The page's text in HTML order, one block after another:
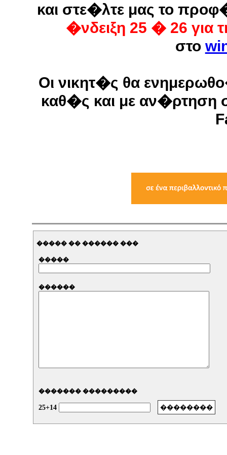
και στε�λτε μας το
�νδειξη 25 � 26 για
στο
Οι νικητ�ς θα
καθ�ς και με αν�ρτηση
����� �� ������ ���
�����
������
������� ���������
25+14